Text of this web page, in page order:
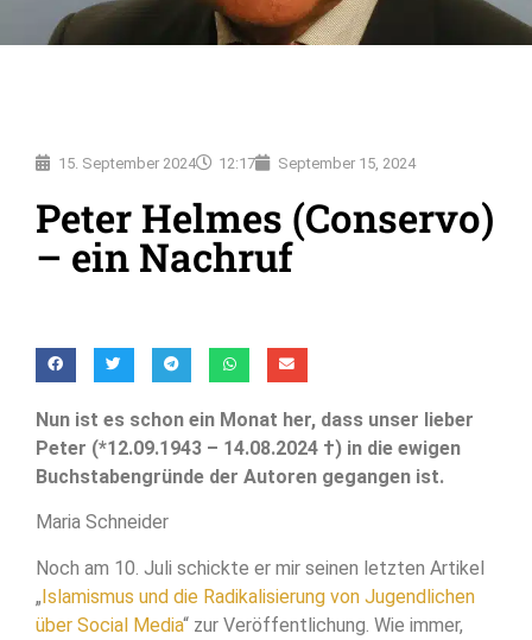
15. September 2024 12:17 September 15, 2024
Peter Helmes (Conservo)
– ein Nachruf
Nun ist es schon ein Monat her, dass unser lieber
Peter (*12.09.1943 – 14.08.2024 †) in die ewigen
Buchstabengründe der Autoren gegangen ist.
Maria Schneider
Noch am 10. Juli schickte er mir seinen letzten Artikel
„Islamismus und die Radikalisierung von Jugendlichen
über Social Media“ zur Veröffentlichung. Wie immer,